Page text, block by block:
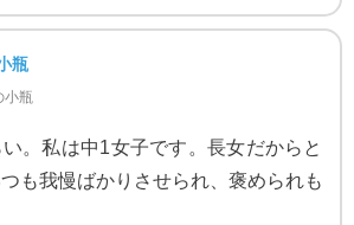
瓶
小瓶
。私は中1女子です。長女だからと
も我慢ばかりさせられ、褒められも